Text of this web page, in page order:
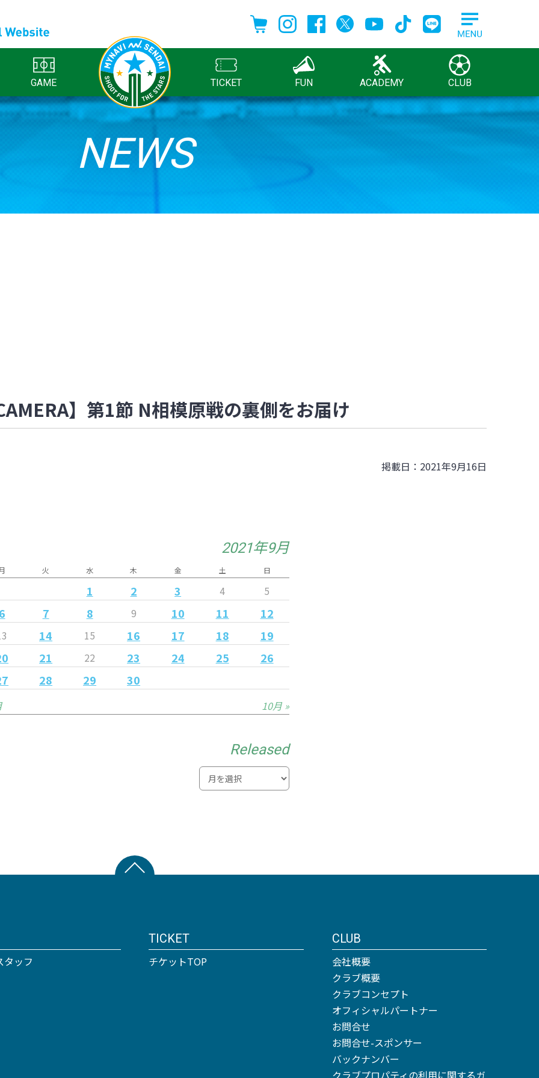
GAME TICKET FUN ACADEMY CLUB
NEWS
】第1節 N相模原戦の裏側をお届け
掲載日：2021年9月16日
2021年9月
火 水 木 金 土 日
1 2 3 4 5
7 8 9 10 11 12
14 15 16 17 18
19
21 22 23 24 25
26
28 29 30
10月 »
Released
タッフ
TICKET
チケットTOP
CLUB
会社概要
クラブ概要
クラブコンセプト
オフィシャルパートナー
お問合せ
お問合せ-スポンサー
バックナンバー
クラブプロパティの利用に関するガ